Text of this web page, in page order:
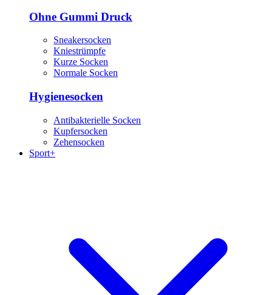
Ohne Gummi Druck
Sneakersocken
Kniestrümpfe
Kurze Socken
Normale Socken
Hygienesocken
Antibakterielle Socken
Kupfersocken
Zehensocken
Sport+